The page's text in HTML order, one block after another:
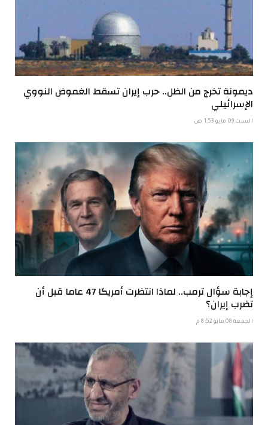
ديمونة تخرج من الظل.. حرب إيران تسقط الغموض النووي
الإسرائيلي
السبت 09 مايو 1:53 ص
إجابة سؤال ترمب.. لماذا انتظرت أمريكا 47 عاما قبل أن
تضرب إيران؟
الجمعة 08 مايو 8:52 م